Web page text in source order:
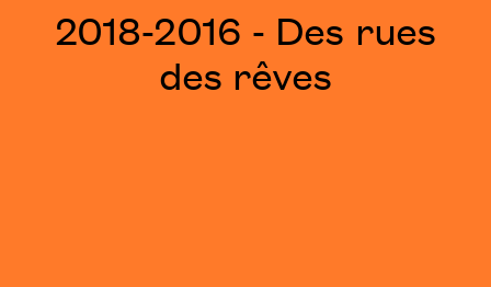
2018-2016 - Des rues
des rêves